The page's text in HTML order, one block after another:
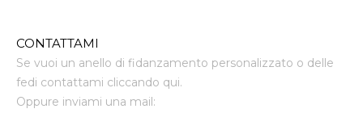
CONTATTAMI
Se vuoi un anello di fidanzamento personalizzato o delle
fedi contattami cliccando qui.
Oppure inviami una mail: